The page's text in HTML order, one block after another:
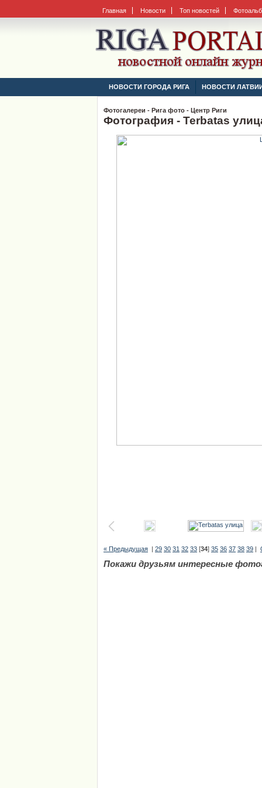
Главная Новости Топ новостей
НОВОСТИ ГОРОДА РИГА НОВОСТИ
Фотогалереи - Рига фото - Центр Риги
Фотография - Terbatas
« Предыдущая | 29 30 31 32 33 [34] 35 36 37 38 39 |
Покажи друзьям интересные